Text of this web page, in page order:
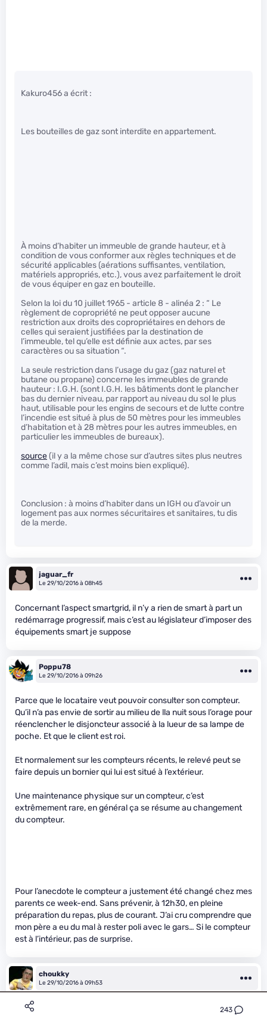
243
Kakuro456 a écrit :
Les bouteilles de gaz sont interdite en appartement.
À moins d’habiter un immeuble de grande hauteur, et à
condition de vous conformer aux règles techniques et de
sécurité applicables (aérations suffisantes, ventilation,
matériels appropriés, etc.), vous avez parfaitement le droit
de vous équiper en gaz en bouteille.
Selon la loi du 10 juillet 1965 - article 8 - alinéa 2 : “ Le
règlement de copropriété ne peut opposer aucune
restriction aux droits des copropriétaires en dehors de
celles qui seraient justifiées par la destination de
l’immeuble, tel qu’elle est définie aux actes, par ses
caractères ou sa situation “.
La seule restriction dans l’usage du gaz (gaz naturel et
butane ou propane) concerne les immeubles de grande
hauteur : I.G.H. (sont I.G.H. les bâtiments dont le plancher
bas du dernier niveau, par rapport au niveau du sol le plus
haut, utilisable pour les engins de secours et de lutte contre
l’incendie est situé à plus de 50 mètres pour les immeubles
d’habitation et à 28 mètres pour les autres immeubles, en
particulier les immeubles de bureaux).
source(il y a la même chose sur d’autres sites plus neutres
comme l’adil, mais c’est moins bien expliqué).
Conclusion : à moins d’habiter dans un IGH ou d’avoir un
logement pas aux normes sécuritaires et sanitaires, tu dis
de la merde.
jaguar_fr
Le 29/10/2016 à 08h45
Concernant l’aspect smartgrid, il n’y a rien de smart à part un
redémarrage progressif, mais c’est au législateur d’imposer des
équipements smart je suppose
Poppu78
Le 29/10/2016 à 09h26
Parce que le locataire veut pouvoir consulter son compteur.
Qu’il n’a pas envie de sortir au milieu de lla nuit sous l’orage pour
réenclencher le disjoncteur associé à la lueur de sa lampe de
poche. Et que le client est roi.
Et normalement sur les compteurs récents, le relevé peut se
faire depuis un bornier qui lui est situé à l’extérieur.
Une maintenance physique sur un compteur, c’est
extrêmement rare, en général ça se résume au changement
du compteur.
Pour l’anecdote le compteur a justement été changé chez mes
parents ce week-end. Sans prévenir, à 12h30, en pleine
préparation du repas, plus de courant. J’ai cru comprendre que
mon père a eu du mal à rester poli avec le gars… Si le compteur
est à l’intérieur, pas de surprise.
choukky
Le 29/10/2016 à 09h53
Je suis locataire et mon compteur est à l’extérieur (dans la rue)